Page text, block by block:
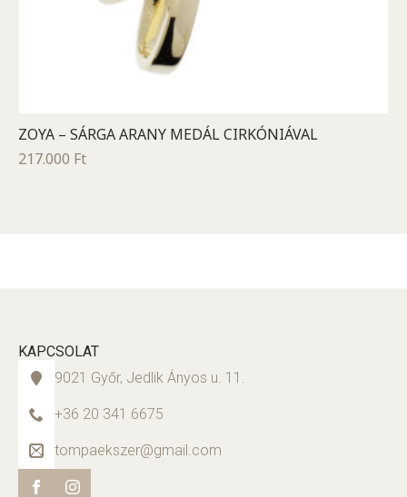
ZOYA – SÁRGA ARANY MEDÁL CIRKÓNIÁVAL
217.000 Ft
KAPCSOLAT
9021 Győr, Jedlik Ányos u. 11.
+36 20 341 6675
tompaekszer@gmail.com